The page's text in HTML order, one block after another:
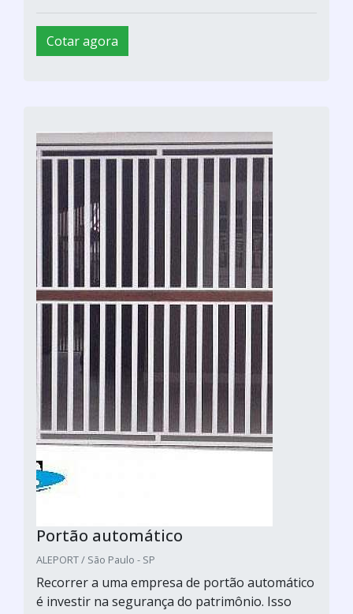
Cotar agora
Portão automático
ALEPORT / São Paulo - SP
Recorrer a uma empresa de portão automático
é investir na segurança do patrimônio. Isso